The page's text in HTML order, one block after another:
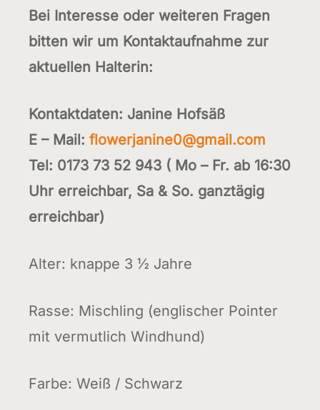
Bei Interesse oder weiteren Fragen
bitten wir um Kontaktaufnahme zur
aktuellen Halterin:
Kontaktdaten: Janine Hofsäß
E – Mail:flowerjanine0@gmail.com
Tel: 0173 73 52 943 ( Mo – Fr. ab 16:30
Uhr erreichbar, Sa & So. ganztägig
erreichbar)
Alter: knappe 3 ½ Jahre
Rasse: Mischling (englischer Pointer
mit vermutlich Windhund)
Farbe: Weiß / Schwarz